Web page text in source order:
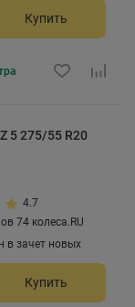
Купить
5 275/55 R20
4.7
74 колеса.RU
в зачет новых
Купить